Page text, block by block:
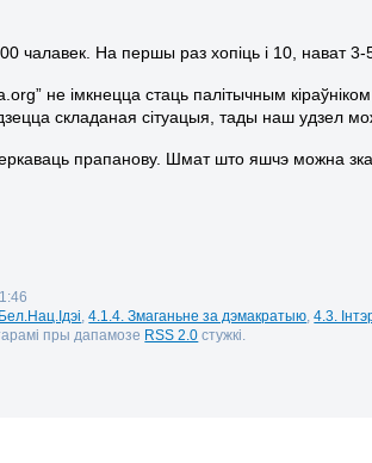
чалавек. На першы раз хопіць і 10, нават 3-
.org” не імкнецца стаць палітычным
складаная сітуацыя, тады наш удзел
прапанову. Шмат што яшчэ можна
,4.1.4. Змаганьне за дэмакратыю ,4.3.
пры дапамозе RSS 2.0 стужкі.